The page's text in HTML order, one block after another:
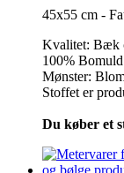
45x55 cm -
Kvalitet: Bæk
100% Bomuld
Mønster:
Stoffet er
Du køber et